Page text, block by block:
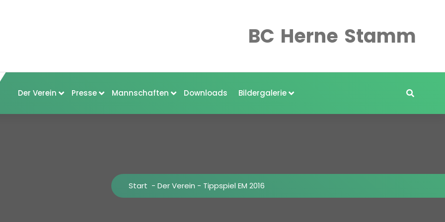
BC Herne Stamm
Der Verein Presse Mannschaften Downloads Bildergalerie
Start - Der Verein - Tippspiel EM 2016